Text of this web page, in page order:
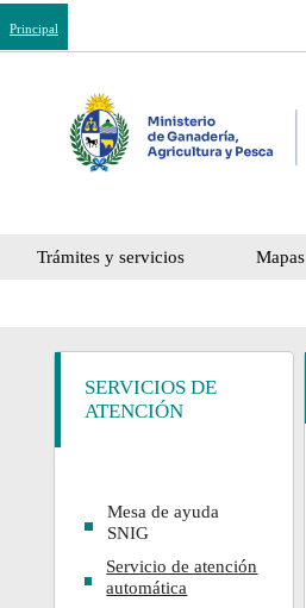
Principal
Trámites y servicios Mapas
SERVICIOS DE
ATENCIÓN
Mesa de ayuda
SNIG
Servicio de atención
automática